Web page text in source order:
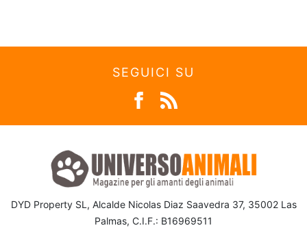
SEGUICI SU
DYD Property SL, Alcalde Nicolas Diaz Saavedra 37, 35002 Las
Palmas, C.I.F.: B16969511